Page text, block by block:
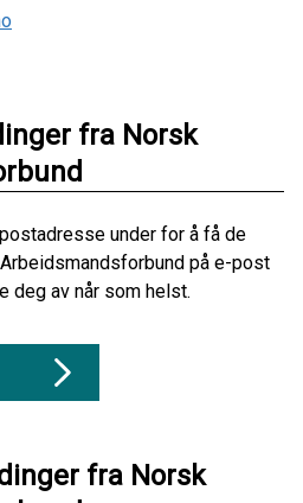
fra Norsk
under for å få de
på e-post
deg av når som helst.
fra Norsk